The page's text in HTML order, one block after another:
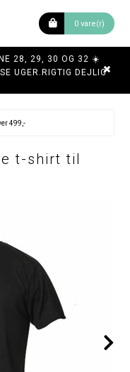
0 vare(r)
28, 29, 30 OG 32 ☀️
UGER.RIGTIG DEJLIG
499,-
t-shirt til